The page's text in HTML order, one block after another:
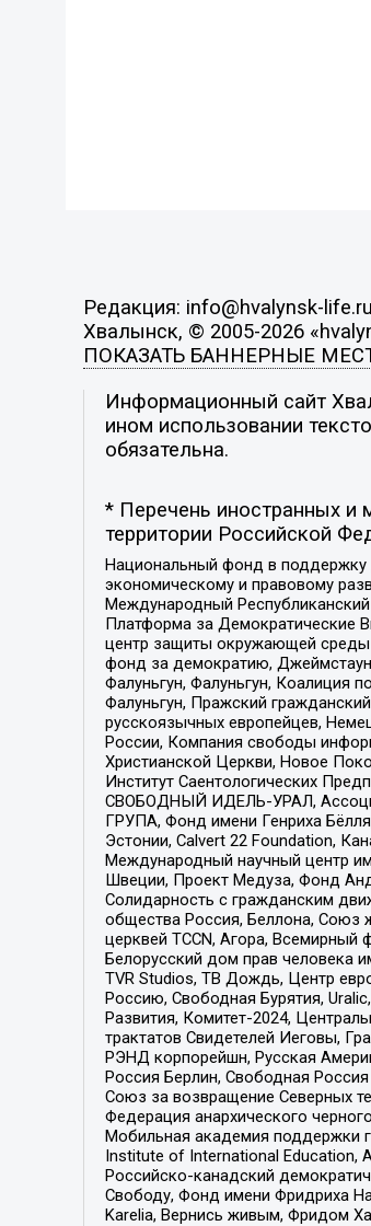
Редакция: info@hvalynsk-life.ru
Хвалынск, © 2005-2026
ПОКАЗАТЬ БАННЕРНЫЕ
Информационный сайт
ином использовании
обязательна.
* Перечень иностранных и
территории Российской
Национальный фонд в поддержку
экономическому и правовому
Международный Республиканский
Платформа за Демократические
центр защиты окружающей среды
фонд за демократию,
Фалуньгун, Фалуньгун, Коалиция
Фалуньгун, Пражский
русскоязычных европейцев,
России, Компания свободы
Христианской Церкви, Новое
Институт Саентологических
СВОБОДНЫЙ ИДЕЛЬ-УРАЛ,
ГРУПА, Фонд имени Генриха
Эстонии, Calvert 22 Foundation,
Международный научный центр
Швеции, Проект Медуза, Фонд
Солидарность с гражданским
общества Россия, Беллона, Союз
церквей TCCN, Агора,
Белорусский дом прав человека
TVR Studios, ТВ Дождь, Центр
Россию, Свободная Бурятия,
Развития, Комитет-2024,
трактатов Свидетелей Иеговы,
РЭНД корпорейшн, Русская
Россия Берлин, Свободная
Союз за возвращение Северных
Федерация анархического
Мобильная академия поддержки
Institute of International Education,
Российско-канадский
Свободу, Фонд имени Фридриха
Karelia, Вернись живым, Фридом